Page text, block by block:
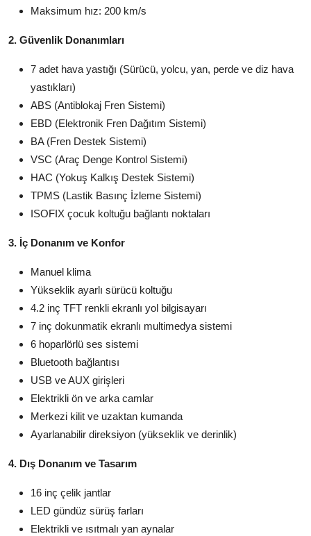
Maksimum hız: 200 km/s
2. Güvenlik Donanımları
7 adet hava yastığı (Sürücü, yolcu, yan, perde ve diz hava
yastıkları)
ABS (Antiblokaj Fren Sistemi)
EBD (Elektronik Fren Dağıtım Sistemi)
BA (Fren Destek Sistemi)
VSC (Araç Denge Kontrol Sistemi)
HAC (Yokuş Kalkış Destek Sistemi)
TPMS (Lastik Basınç İzleme Sistemi)
ISOFIX çocuk koltuğu bağlantı noktaları
3. İç Donanım ve Konfor
Manuel klima
Yükseklik ayarlı sürücü koltuğu
4.2 inç TFT renkli ekranlı yol bilgisayarı
7 inç dokunmatik ekranlı multimedya sistemi
6 hoparlörlü ses sistemi
Bluetooth bağlantısı
USB ve AUX girişleri
Elektrikli ön ve arka camlar
Merkezi kilit ve uzaktan kumanda
Ayarlanabilir direksiyon (yükseklik ve derinlik)
4. Dış Donanım ve Tasarım
16 inç çelik jantlar
LED gündüz sürüş farları
Elektrikli ve ısıtmalı yan aynalar